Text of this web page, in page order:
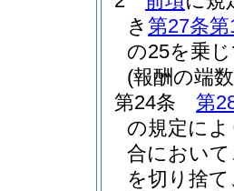
き 第27条第
の25を乗
(報酬の端
第24条
第
の規定に
合におい
を切り捨